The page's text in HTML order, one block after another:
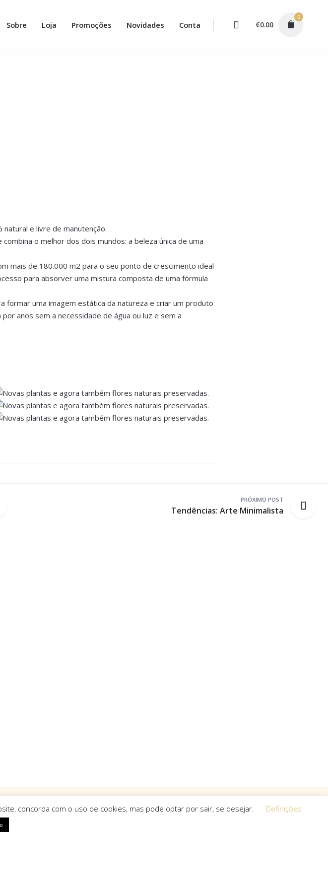
Sobre Loja Promoções Novidades Conta €0.00
0
e livre de manutenção.
o melhor dos dois mundos: a beleza única de uma
mais de 180.000 m2 para o seu ponto de crescimento ideal
para absorver uma mistura composta de uma fórmula
formar uma imagem estática da natureza e criar um produto
anos sem a necessidade de água ou luz e sem a
PRÓXIMO POST
Tendências: Arte Minimalista
concorda com o uso de cookies, mas pode optar por sair, se desejar. Definições